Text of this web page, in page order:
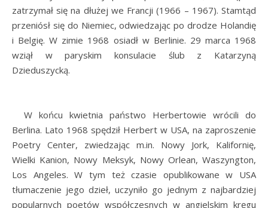
zatrzymał się na dłużej we Francji (1966 – 1967). Stamtąd
przeniósł się do Niemiec, odwiedzając po drodze Holandię
i Belgię. W zimie 1968 osiadł w Berlinie. 29 marca 1968
wziął w paryskim konsulacie ślub z Katarzyną
Dzieduszycką.
W końcu kwietnia państwo Herbertowie wrócili do
Berlina. Lato 1968 spędził Herbert w USA, na zaproszenie
Poetry Center, zwiedzając m.in. Nowy Jork, Kalifornię,
Wielki Kanion, Nowy Meksyk, Nowy Orlean, Waszyngton,
Los Angeles. W tym też czasie opublikowane w USA
tłumaczenie jego dzieł, uczyniło go jednym z najbardziej
popularnych poetów współczesnych w angielskim kręgu